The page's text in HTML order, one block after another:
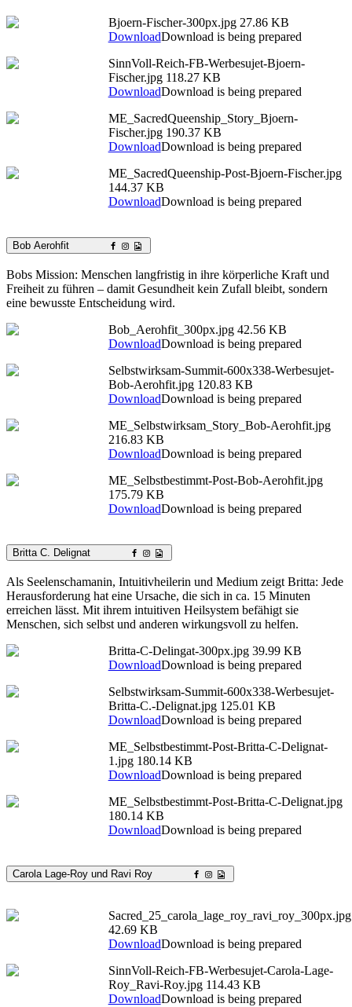
Bjoern-Fischer-300px.jpg 27.86 KB
DownloadDownload is being prepared
SinnVoll-Reich-FB-Werbesujet-Bjoern-
Fischer.jpg 118.27 KB
DownloadDownload is being prepared
ME_SacredQueenship_Story_Bjoern-
Fischer.jpg 190.37 KB
DownloadDownload is being prepared
ME_SacredQueenship-Post-Bjoern-Fischer.jpg
144.37 KB
DownloadDownload is being prepared
Bob Aerohfit
Bobs Mission: Menschen langfristig in ihre körperliche Kraft und
Freiheit zu führen – damit Gesundheit kein Zufall bleibt, sondern
eine bewusste Entscheidung wird.
Bob_Aerohfit_300px.jpg 42.56 KB
DownloadDownload is being prepared
Selbstwirksam-Summit-600x338-Werbesujet-
Bob-Aerohfit.jpg 120.83 KB
DownloadDownload is being prepared
ME_Selbstwirksam_Story_Bob-Aerohfit.jpg
216.83 KB
DownloadDownload is being prepared
ME_Selbstbestimmt-Post-Bob-Aerohfit.jpg
175.79 KB
DownloadDownload is being prepared
Britta C. Delignat
Als Seelenschamanin, Intuitivheilerin und Medium zeigt Britta: Jede
Herausforderung hat eine Ursache, die sich in ca. 15 Minuten
erreichen lässt. Mit ihrem intuitiven Heilsystem befähigt sie
Menschen, sich selbst und anderen wirkungsvoll zu helfen.
Britta-C-Delingat-300px.jpg 39.99 KB
DownloadDownload is being prepared
Selbstwirksam-Summit-600x338-Werbesujet-
Britta-C.-Delignat.jpg 125.01 KB
DownloadDownload is being prepared
ME_Selbstbestimmt-Post-Britta-C-Delignat-
1.jpg 180.14 KB
DownloadDownload is being prepared
ME_Selbstbestimmt-Post-Britta-C-Delignat.jpg
180.14 KB
DownloadDownload is being prepared
Carola Lage-Roy und Ravi Roy
Sacred_25_carola_lage_roy_ravi_roy_300px.jpg
42.69 KB
DownloadDownload is being prepared
SinnVoll-Reich-FB-Werbesujet-Carola-Lage-
Roy_Ravi-Roy.jpg 114.43 KB
DownloadDownload is being prepared